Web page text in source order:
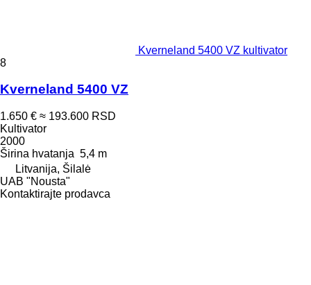
Kverneland 5400 VZ kultivator
8
Kverneland 5400 VZ
1.650 € ≈ 193.600 RSD
Kultivator
2000
Širina hvatanja 5,4 m
Litvanija, Šilalė
UAB "Nousta"
Kontaktirajte prodavca